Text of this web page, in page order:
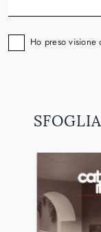
Ho preso visione